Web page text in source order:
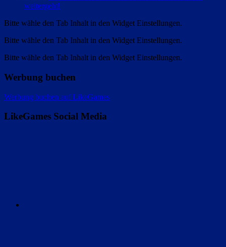
weitergeht!
Bitte wähle den Tab Inhalt in den Widget Einstellungen.
Bitte wähle den Tab Inhalt in den Widget Einstellungen.
Bitte wähle den Tab Inhalt in den Widget Einstellungen.
Werbung buchen
Werbung buchen auf LikeGames
LikeGames Social Media